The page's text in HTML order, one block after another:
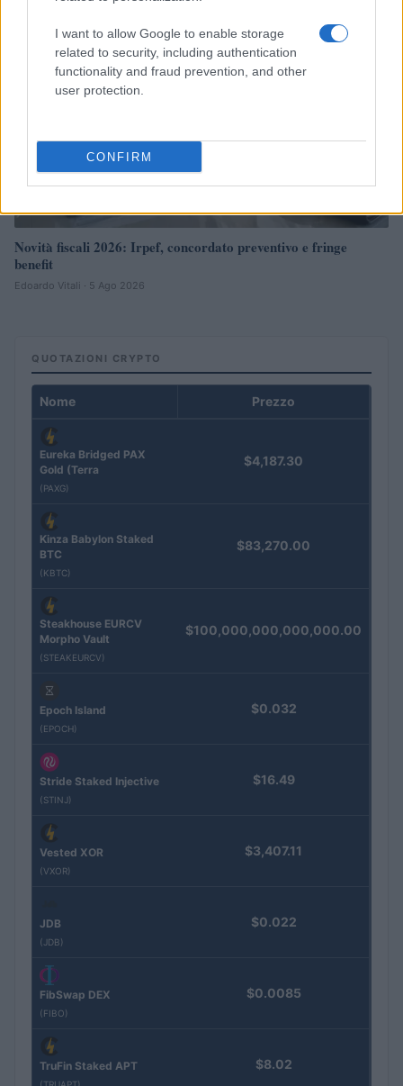
I want to allow Google to enable storage
related to security, including authentication
functionality and fraud prevention, and other
user protection.
CONFIRM
Novità fiscali 2026: Irpef, concordato preventivo e fringe
benefit
Edoardo Vitali · 5 Ago 2026
QUOTAZIONI CRYPTO
Nome Prezzo
Eureka Bridged PAX
Gold (Terra
(PAXG)
$4,187.30
Kinza Babylon Staked
BTC
(KBTC)
$83,270.00
Steakhouse EURCV
Morpho Vault
(STEAKEURCV)
$100,000,000,000,000.00
Epoch Island
(EPOCH)
$0.032
Stride Staked Injective
(STINJ)
$16.49
Vested XOR
(VXOR)
$3,407.11
JDB
(JDB)
$0.022
FibSwap DEX
(FIBO)
$0.0085
TruFin Staked APT $8.02